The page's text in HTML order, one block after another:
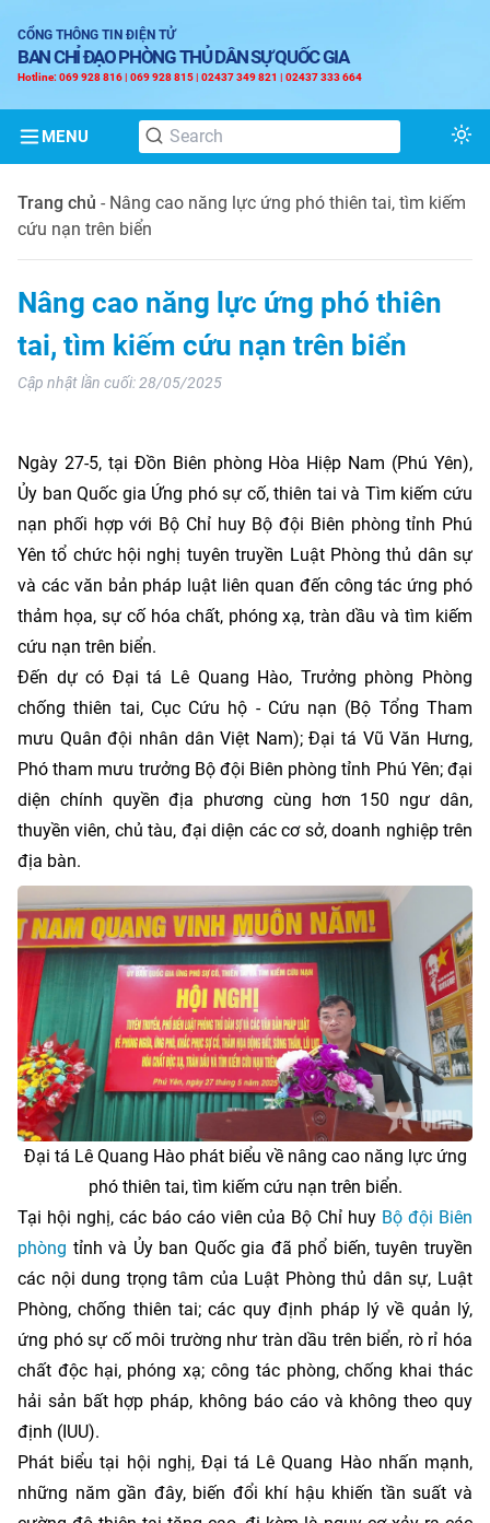
CỔNG THÔNG TIN ĐIỆN TỬ
BAN CHỈ ĐẠO PHÒNG THỦ DÂN SỰ QUỐC GIA
Hotline: 069 928 816 | 069 928 815 | 02437 349 821 | 02437 333 664
MENU
Trang chủ - Nâng cao năng lực ứng phó thiên tai, tìm kiếm
cứu nạn trên biển
Nâng cao năng lực ứng phó thiên
tai, tìm kiếm cứu nạn trên biển
Cập nhật lần cuối: 28/05/2025
Ngày 27-5, tại Đồn Biên phòng Hòa Hiệp Nam (Phú Yên),
Ủy ban Quốc gia Ứng phó sự cố, thiên tai và Tìm kiếm cứu
nạn phối hợp với Bộ Chỉ huy Bộ đội Biên phòng tỉnh Phú
Yên tổ chức hội nghị tuyên truyền Luật Phòng thủ dân sự
và các văn bản pháp luật liên quan đến công tác ứng phó
thảm họa, sự cố hóa chất, phóng xạ, tràn dầu và tìm kiếm
cứu nạn trên biển.
Đến dự có Đại tá Lê Quang Hào, Trưởng phòng Phòng
chống thiên tai, Cục Cứu hộ - Cứu nạn (Bộ Tổng Tham
mưu Quân đội nhân dân Việt Nam); Đại tá Vũ Văn Hưng,
Phó tham mưu trưởng Bộ đội Biên phòng tỉnh Phú Yên; đại
diện chính quyền địa phương cùng hơn 150 ngư dân,
thuyền viên, chủ tàu, đại diện các cơ sở, doanh nghiệp trên
địa bàn.
Đại tá Lê Quang Hào phát biểu về nâng cao năng lực ứng
phó thiên tai, tìm kiếm cứu nạn trên biển.
Tại hội nghị, các báo cáo viên của Bộ Chỉ huy Bộ đội Biên
phòng tỉnh và Ủy ban Quốc gia đã phổ biến, tuyên truyền
các nội dung trọng tâm của Luật Phòng thủ dân sự, Luật
Phòng, chống thiên tai; các quy định pháp lý về quản lý,
ứng phó sự cố môi trường như tràn dầu trên biển, rò rỉ hóa
chất độc hại, phóng xạ; công tác phòng, chống khai thác
hải sản bất hợp pháp, không báo cáo và không theo quy
định (IUU).
Phát biểu tại hội nghị, Đại tá Lê Quang Hào nhấn mạnh,
những năm gần đây, biến đổi khí hậu khiến tần suất và